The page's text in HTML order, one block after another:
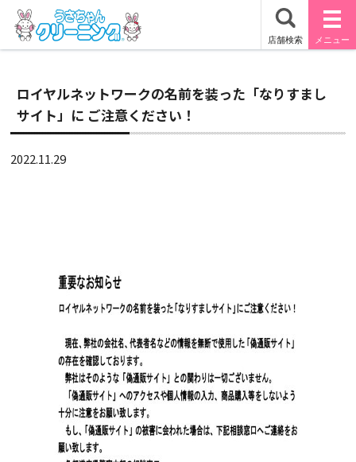
ロイヤルネットワークの名前を装った「なりすまし
サイト」に ご注意ください！
2022.11.29